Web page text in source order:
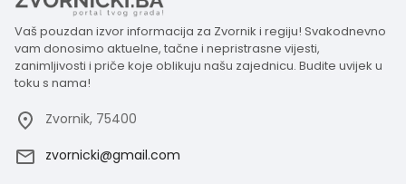
Vaš pouzdan izvor informacija za Zvornik i regiju! Svakodnevno
vam donosimo aktuelne, tačne i nepristrasne vijesti,
zanimljivosti i priče koje oblikuju našu zajednicu. Budite uvijek u
toku s nama!
Zvornik, 75400
zvornicki@gmail.com